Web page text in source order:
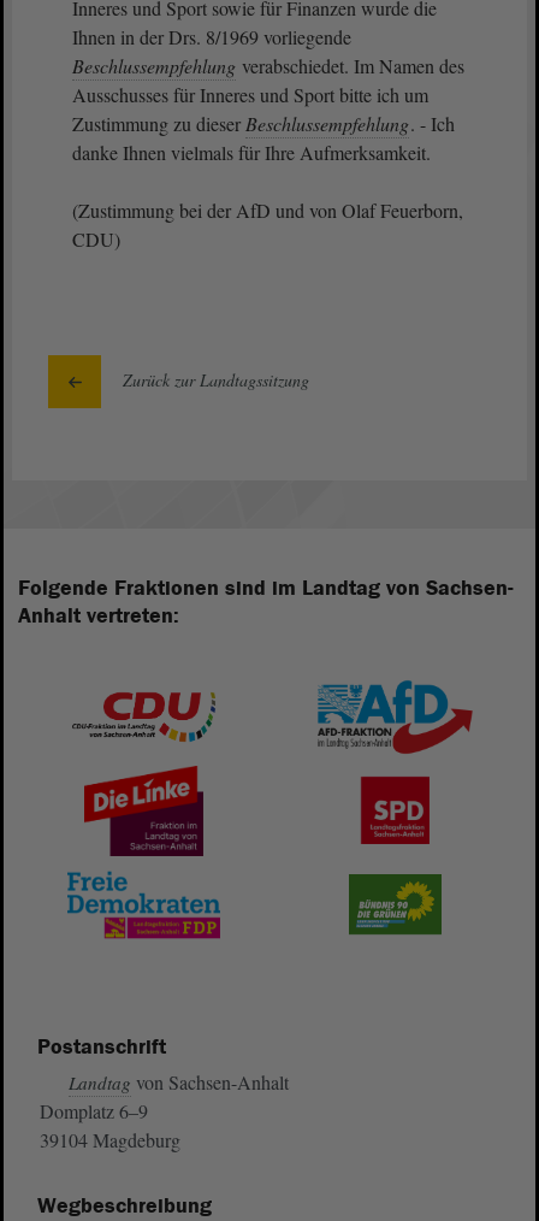
Inneres und Sport sowie für Finanzen wurde die
Ihnen in der Drs. 8/1969 vorliegende
Beschlussempfehlung verabschiedet. Im Namen des
Ausschusses für Inneres und Sport bitte ich um
Zustimmung zu dieser Beschlussempfehlung. - Ich
danke Ihnen vielmals für Ihre Aufmerksamkeit.
(Zustimmung bei der AfD und von Olaf Feuerborn,
CDU)
Zurück zur Landtagssitzung
Folgende Fraktionen sind im Landtag von Sachsen-
Anhalt vertreten:
Postanschrift
Landtag von Sachsen-Anhalt
Domplatz 6–9
39104 Magdeburg
Wegbeschreibung